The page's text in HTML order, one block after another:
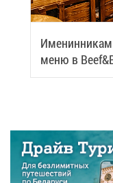
ме­ню в